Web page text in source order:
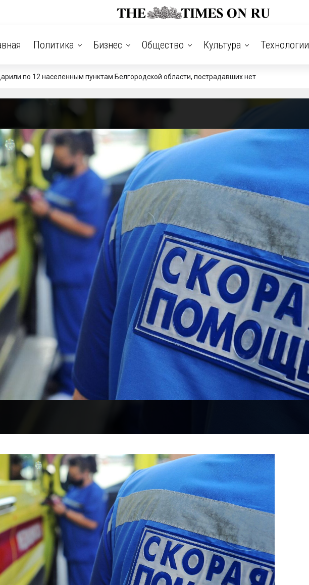
Политика Бизнес Общество Культура Технологии
по 12 населенным пунктам Белгородской области, пострадавших нет